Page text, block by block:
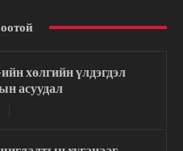
хөлгийн үлдэгдэл
асуудал